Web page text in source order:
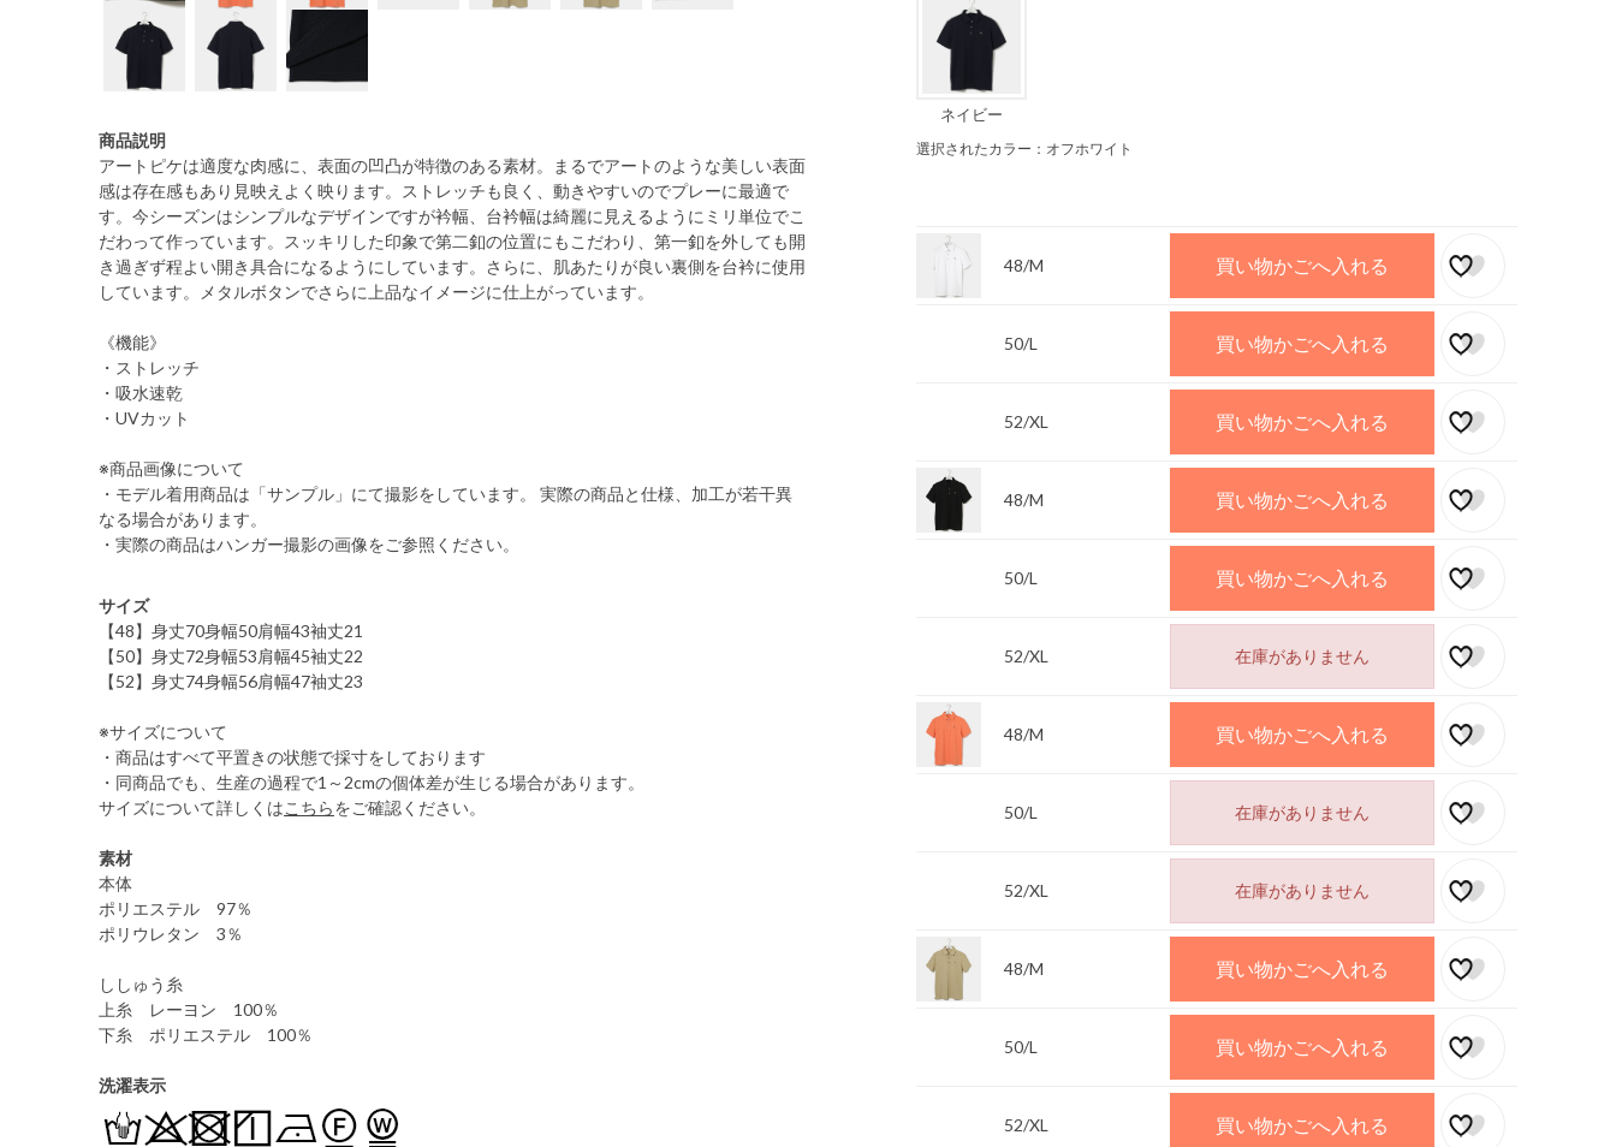
商品説明
アートピケは適度な肉感に、表面の凹凸が特徴のある素材。まるでアートのような美しい表面
感は存在感もあり見映えよく映ります。ストレッチも良く、動きやすいのでプレーに最適で
す。今シーズンはシンプルなデザインですが衿幅、台衿幅は綺麗に見えるようにミリ単位でこ
だわって作っています。スッキリした印象で第二釦の位置にもこだわり、第一釦を外しても開
き過ぎず程よい開き具合になるようにしています。さらに、肌あたりが良い裏側を台衿に使用
しています。メタルボタンでさらに上品なイメージに仕上がっています。
《機能》
・ストレッチ
・吸水速乾
・UVカット
※商品画像について
・モデル着用商品は「サンプル」にて撮影をしています。 実際の商品と仕様、加工が若干異
なる場合があります。
・実際の商品はハンガー撮影の画像をご参照ください。
サイズ
【48】身丈70身幅50肩幅43袖丈21
【50】身丈72身幅53肩幅45袖丈22
【52】身丈74身幅56肩幅47袖丈23
※サイズについて
・商品はすべて平置きの状態で採寸をしております
・同商品でも、生産の過程で1～2cmの個体差が生じる場合があります。
サイズについて詳しくはこちらをご確認ください。
素材
本体
ポリエステル 97％
ポリウレタン 3％
ししゅう糸
上糸 レーヨン 100％
下糸 ポリエステル 100％
洗濯表示
ネイビー
選択されたカラー：オフホワイト
48/M 買い物かごへ入れる
50/L 買い物かごへ入れる
52/XL 買い物かごへ入れる
48/M 買い物かごへ入れる
50/L 買い物かごへ入れる
52/XL 在庫がありません
48/M 買い物かごへ入れる
50/L 在庫がありません
52/XL 在庫がありません
48/M 買い物かごへ入れる
50/L 買い物かごへ入れる
52/XL 買い物かごへ入れる